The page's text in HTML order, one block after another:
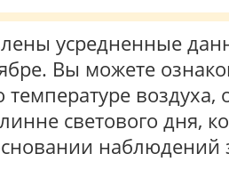
усредненные
Вы можете
воздуха,
светового дня,
наблюдений